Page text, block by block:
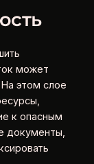
может
этом слое
к опасным
документы,